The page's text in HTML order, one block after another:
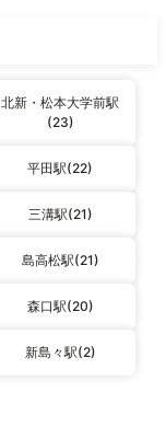
北新・松本大学前駅
(23)
平田駅(22)
三溝駅(21)
島高松駅(21)
森口駅(20)
新島々駅(2)